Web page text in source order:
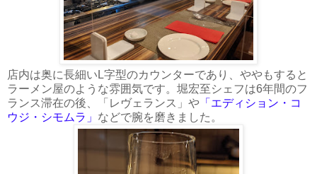
店内は奥に長細いL字型のカウンターであり、ややもすると
ラーメン屋のような雰囲気です。堀宏至シェフは6年間のフ
ランス滞在の後、「レヴェランス」や 「エディション・コ
ウジ・シモムラ」 などで腕を磨きました。